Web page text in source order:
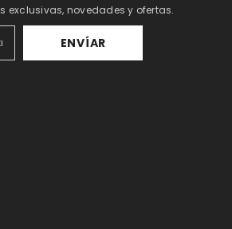
exclusivas, novedades y ofertas.
ENVÍAR